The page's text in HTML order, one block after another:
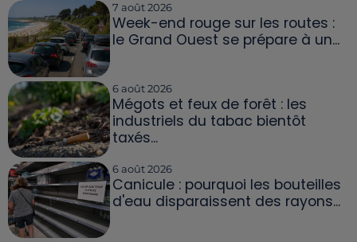
7 août 2026
Week-end rouge sur les routes :
le Grand Ouest se prépare à un...
6 août 2026
Mégots et feux de forêt : les
industriels du tabac bientôt
taxés...
6 août 2026
Canicule : pourquoi les bouteilles
d'eau disparaissent des rayons...